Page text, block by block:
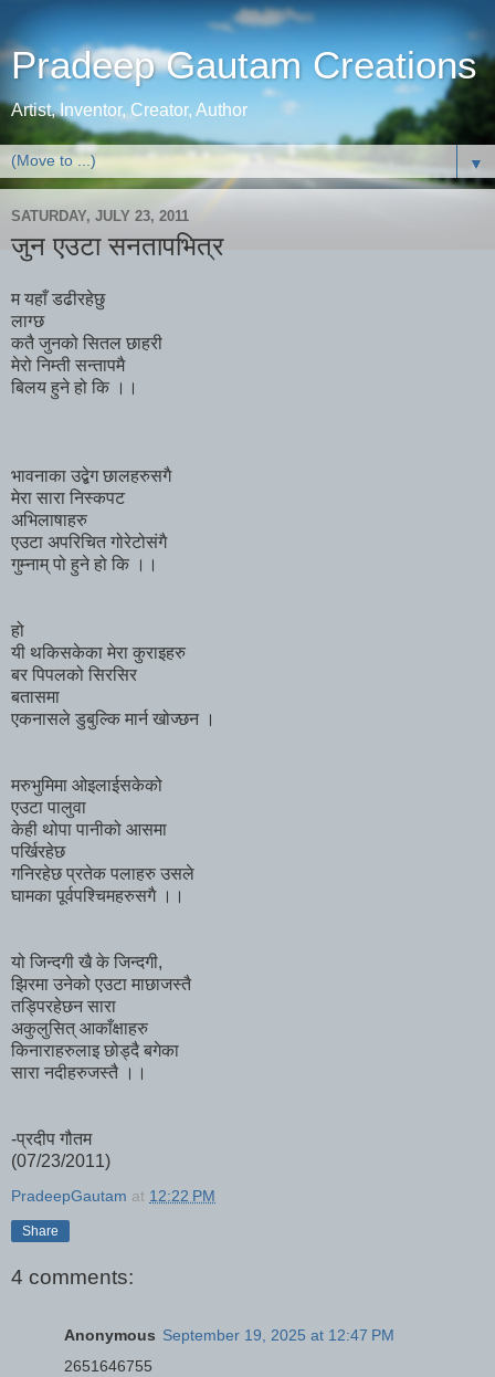
Pradeep Gautam Creations
Artist, Inventor, Creator, Author
▼
SATURDAY, JULY 23, 2011
जुन एउटा सनतापभित्र
म यहाँ डढीरहेछु
लाग्छ
कतै जुनको सितल छाहरी
मेरो निम्ती सन्तापमै
बिलय हुने हो कि ।।
भावनाका उद्बेग छालहरुसगै
मेरा सारा निस्कपट
अभिलाषाहरु
एउटा अपरिचित गोरेटोसंगै
गुम्नाम् पो हुने हो कि ।।
हो
यी थकिसकेका मेरा कुराइहरु
बर पिपलको सिरसिर
बतासमा
एकनासले डुबुल्कि मार्न खोज्छन ।
मरुभुमिमा ओइलाईसकेको
एउटा पालुवा
केही थोपा पानीको आसमा
पर्खिरहेछ
गनिरहेछ प्रतेक पलाहरु उसले
घामका पूर्वपश्चिमहरुसगै ।।
यो जिन्दगी खै के जिन्दगी,
झिरमा उनेको एउटा माछाजस्तै
तड्पिरहेछन सारा
अकुलुसित् आकाँक्षाहरु
किनाराहरुलाइ छोड्दै बगेका
सारा नदीहरुजस्तै ।।
-प्रदीप गौतम
(07/23/2011)
PradeepGautam at 12:22 PM
Share
4 comments:
Anonymous September 19, 2025 at 12:47 PM
2651646755